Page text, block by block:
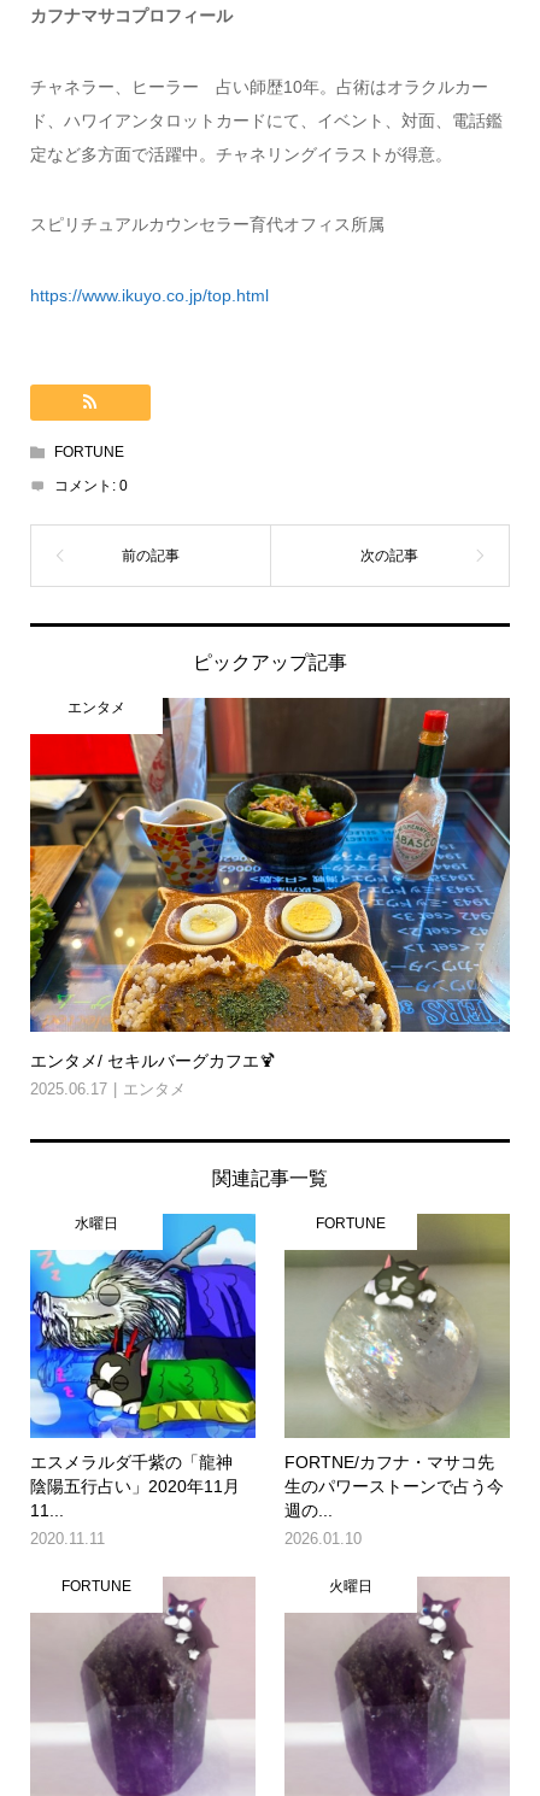
カフナマサコプロフィール
チャネラー、ヒーラー 占い師歴10年。占術はオラクルカー
ド、ハワイアンタロットカードにて、イベント、対面、電話鑑
定など多方面で活躍中。チャネリングイラストが得意。
スピリチュアルカウンセラー育代オフィス所属
https://www.ikuyo.co.jp/top.html
FORTUNE
コメント: 0
ピックアップ記事
エンタメ
エンタメ/ セキルバーグカフエ🍹
2025.06.17 エンタメ
関連記事一覧
水曜日
エスメラルダ千紫の「龍神
陰陽五行占い」2020年11月
11...
2020.11.11
FORTUNE
FORTNE/カフナ・マサコ先
生のパワーストーンで占う今
週の...
2026.01.10
FORTUNE 火曜日